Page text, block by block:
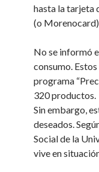
hasta la tarjeta
(o
No se informó
consumo.
programa
320 productos.
Sin embargo,
deseados.
Social de la
vive en